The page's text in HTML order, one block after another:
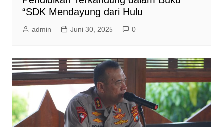
“SDK Mendayung dari Hulu
admin Juni 30, 2025 0